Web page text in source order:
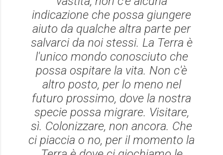
indicazione che possa giungere
aiuto da qualche altra parte per
salvarci da noi stessi. La Terra è
l'unico mondo conosciuto che
possa ospitare la vita. Non c'è
altro posto, per lo meno nel
futuro prossimo, dove la nostra
specie possa migrare. Visitare,
sì. Colonizzare, non ancora. Che
ci piaccia o no, per il momento la